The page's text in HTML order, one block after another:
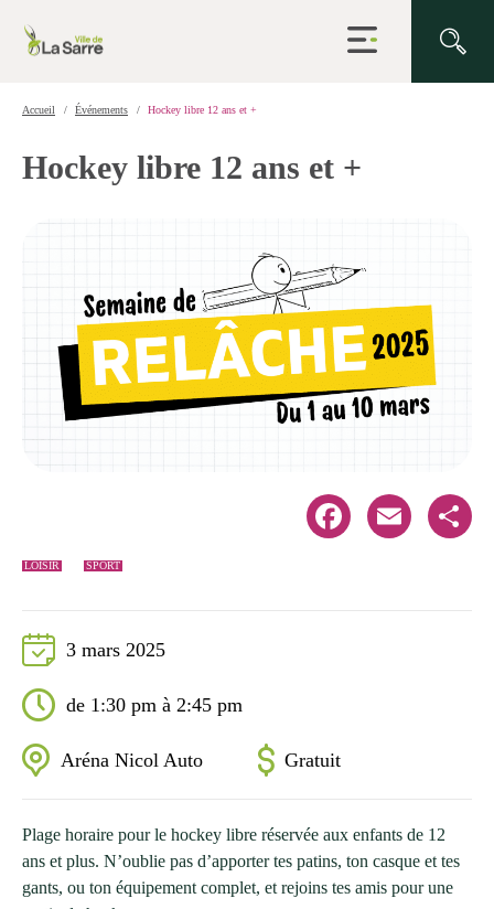
Ouvrir
la
Accueil Événements Hockey libre 12 ans et +
Hockey libre 12 ans et +
LOISIR SPORT
Facebook Email Share
3 mars 2025
de 1:30 pm à 2:45 pm
Aréna Nicol Auto Gratuit
Plage horaire pour le hockey libre réservée aux enfants de 12
ans et plus. N’oublie pas d’apporter tes patins, ton casque et tes
gants, ou ton équipement complet, et rejoins tes amis pour une